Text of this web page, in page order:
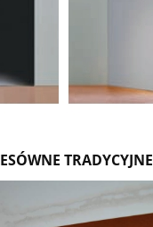
TRADYCYJNE